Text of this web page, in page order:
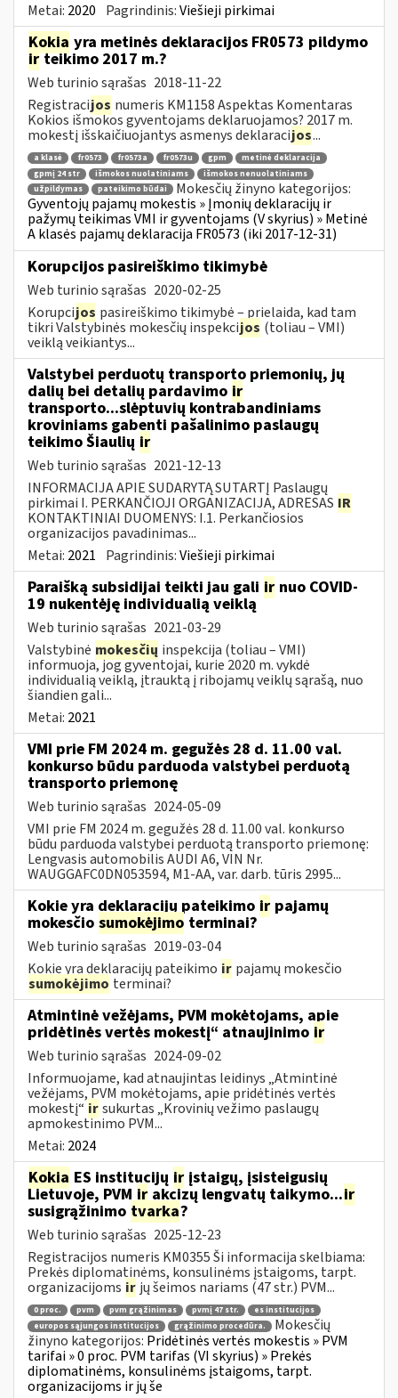
Metai: 2020 Pagrindinis:Viešieji pirkimai
Kokia yra metinės deklaracijos FR0573 pildymo
irteikimo 2017 m.?
Web turinio sąrašas 2018-11-22
Registracijos numeris KM1158 Aspektas Komentaras
Kokios išmokos gyventojams deklaruojamos? 2017 m.
mokestį išskaičiuojantys asmenys deklaracijos...
a klasė fr0573 fr0573a fr0573u gpm
metinė deklaracija
gpmį 24 str
išmokos nuolatiniams
išmokos nenuolatiniams
užpildymas
pateikimo būdai
Mokesčių žinyno kategorijos:
Gyventojų pajamų mokestis » Įmonių deklaracijų ir
pažymų teikimas VMI ir gyventojams (V skyrius) » Metinė
A klasės pajamų deklaracija FR0573 (iki 2017-12-31)
Korupcijos pasireiškimo tikimybė
Web turinio sąrašas 2020-02-25
Korupcijos pasireiškimo tikimybė – prielaida, kad tam
tikri Valstybinės mokesčių inspekcijos (toliau – VMI)
veiklą veikiantys...
Valstybei perduotų transporto priemonių, jų
dalių bei detalių pardavimo ir
transporto...slėptuvių kontrabandiniams
kroviniams gabenti pašalinimo paslaugų
teikimo Šiaulių ir
Web turinio sąrašas 2021-12-13
INFORMACIJA APIE SUDARYTĄ SUTARTĮ Paslaugų
pirkimai I. PERKANČIOJI ORGANIZACIJA, ADRESAS IR
KONTAKTINIAI DUOMENYS: I.1. Perkančiosios
organizacijos pavadinimas...
Metai: 2021 Pagrindinis:Viešieji pirkimai
Paraišką subsidijai teikti jau gali ir nuo COVID-
19 nukentėję individualią veiklą
Web turinio sąrašas 2021-03-29
Valstybinė mokesčių inspekcija (toliau – VMI)
informuoja, jog gyventojai, kurie 2020 m. vykdė
individualią veiklą, įtrauktą į ribojamų veiklų sąrašą, nuo
šiandien gali...
Metai: 2021
VMI prie FM 2024 m. gegužės 28 d. 11.00 val.
konkurso būdu parduoda valstybei perduotą
transporto priemonę
Web turinio sąrašas 2024-05-09
VMI prie FM 2024 m. gegužės 28 d. 11.00 val. konkurso
būdu parduoda valstybei perduotą transporto priemonę:
Lengvasis automobilis AUDI A6, VIN Nr.
WAUGGAFC0DN053594, M1-AA, var. darb. tūris 2995...
Kokie yra deklaracijų pateikimo ir pajamų
mokesčio sumokėjimo terminai?
Web turinio sąrašas 2019-03-04
Kokie yra deklaracijų pateikimo ir pajamų mokesčio
sumokėjimo terminai?
Atmintinė vežėjams, PVM mokėtojams, apie
pridėtinės vertės mokestį“ atnaujinimo ir
Web turinio sąrašas 2024-09-02
Informuojame, kad atnaujintas leidinys „Atmintinė
vežėjams, PVM mokėtojams, apie pridėtinės vertės
mokestį“ irsukurtas „Krovinių vežimo paslaugų
apmokestinimo PVM...
Metai: 2024
Kokia ES institucijų ir įstaigų, įsisteigusių
Lietuvoje, PVM ir akcizų lengvatų taikymo...ir
susigrąžinimo tvarka?
Web turinio sąrašas 2025-12-23
Registracijos numeris KM0355 Ši informacija skelbiama:
Prekės diplomatinėms, konsulinėms įstaigoms, tarpt.
organizacijoms ir jų šeimos nariams (47 str.) PVM...
0 proc. pvm pvm grąžinimas pvmį 47 str.
es institucijos
europos sąjungos institucijos
grąžinimo procedūra.
Mokesčių
žinyno kategorijos: Pridėtinės vertės mokestis » PVM
tarifai » 0 proc. PVM tarifas (VI skyrius) » Prekės
diplomatinėms, konsulinėms įstaigoms, tarpt.
organizacijoms ir jų še